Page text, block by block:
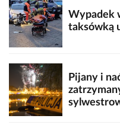
Wypadek
taksówką
Pijany i